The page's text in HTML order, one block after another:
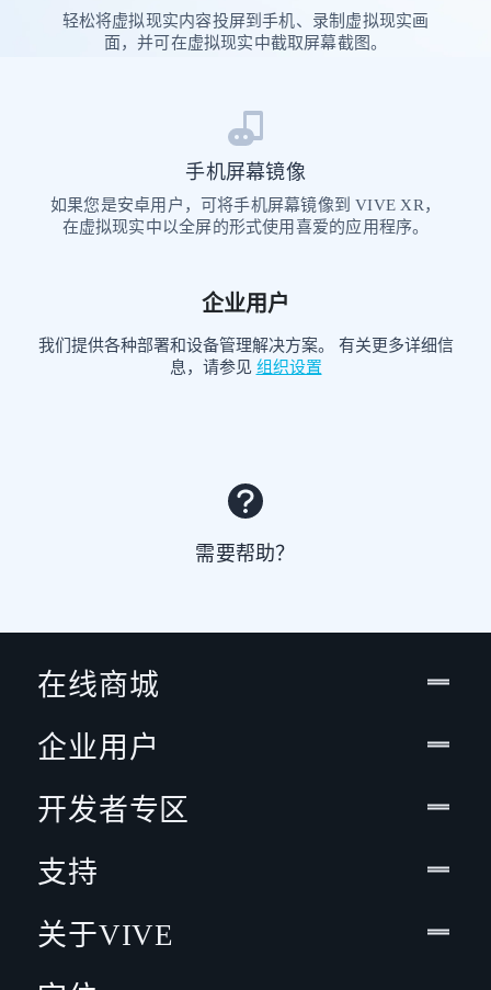
轻松将虚拟现实内容投屏到手机、录制虚拟现实画
面，并可在虚拟现实中截取屏幕截图。
手机屏幕镜像
如果您是安卓用户，可将手机屏幕镜像到 VIVE XR，
在虚拟现实中以全屏的形式使用喜爱的应用程序。
企业用户
我们提供各种部署和设备管理解决方案。 有关更多详细信
息，请参见 组织设置
需要帮助？
在线商城
企业用户
开发者专区
支持
关于VIVE